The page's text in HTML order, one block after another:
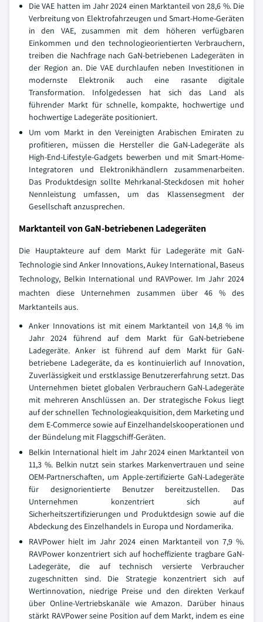
Die VAE hatten im Jahr 2024 einen Marktanteil von 28,6 %. Die
Verbreitung von Elektrofahrzeugen und Smart-Home-Geräten
in den VAE, zusammen mit dem höheren verfügbaren
Einkommen und den technologieorientierten Verbrauchern,
treiben die Nachfrage nach GaN-betriebenen Ladegeräten in
der Region an. Die VAE durchlaufen neben Investitionen in
modernste Elektronik auch eine rasante digitale
Transformation. Infolgedessen hat sich das Land als
führender Markt für schnelle, kompakte, hochwertige und
hochwertige Ladegeräte positioniert.
Um vom Markt in den Vereinigten Arabischen Emiraten zu
profitieren, müssen die Hersteller die GaN-Ladegeräte als
High-End-Lifestyle-Gadgets bewerben und mit Smart-Home-
Integratoren und Elektronikhändlern zusammenarbeiten.
Das Produktdesign sollte Mehrkanal-Steckdosen mit hoher
Nennleistung umfassen, um das Klassensegment der
Gesellschaft anzusprechen.
Marktanteil von GaN-betriebenen Ladegeräten
Die Hauptakteure auf dem Markt für Ladegeräte mit GaN-
Technologie sind Anker Innovations, Aukey International, Baseus
Technology, Belkin International und RAVPower. Im Jahr 2024
machten diese Unternehmen zusammen über 46 % des
Marktanteils aus.
Anker Innovations ist mit einem Marktanteil von 14,8 % im
Jahr 2024 führend auf dem Markt für GaN-betriebene
Ladegeräte. Anker ist führend auf dem Markt für GaN-
betriebene Ladegeräte, da es kontinuierlich auf Innovation,
Zuverlässigkeit und erstklassige Benutzererfahrung setzt. Das
Unternehmen bietet globalen Verbrauchern GaN-Ladegeräte
mit mehreren Anschlüssen an. Der strategische Fokus liegt
auf der schnellen Technologieakquisition, dem Marketing und
dem E-Commerce sowie auf Einzelhandelskooperationen und
der Bündelung mit Flaggschiff-Geräten.
Belkin International hielt im Jahr 2024 einen Marktanteil von
11,3 %. Belkin nutzt sein starkes Markenvertrauen und seine
OEM-Partnerschaften, um Apple-zertifizierte GaN-Ladegeräte
für designorientierte Benutzer bereitzustellen. Das
Unternehmen konzentriert sich auf
Sicherheitszertifizierungen und Produktdesign sowie auf die
Abdeckung des Einzelhandels in Europa und Nordamerika.
RAVPower hielt im Jahr 2024 einen Marktanteil von 7,9 %.
RAVPower konzentriert sich auf hocheffiziente tragbare GaN-
Ladegeräte, die auf technisch versierte Verbraucher
zugeschnitten sind. Die Strategie konzentriert sich auf
Wertinnovation, niedrige Preise und den direkten Verkauf
über Online-Vertriebskanäle wie Amazon. Darüber hinaus
stärkt RAVPower seine Position auf dem Markt, indem es eine